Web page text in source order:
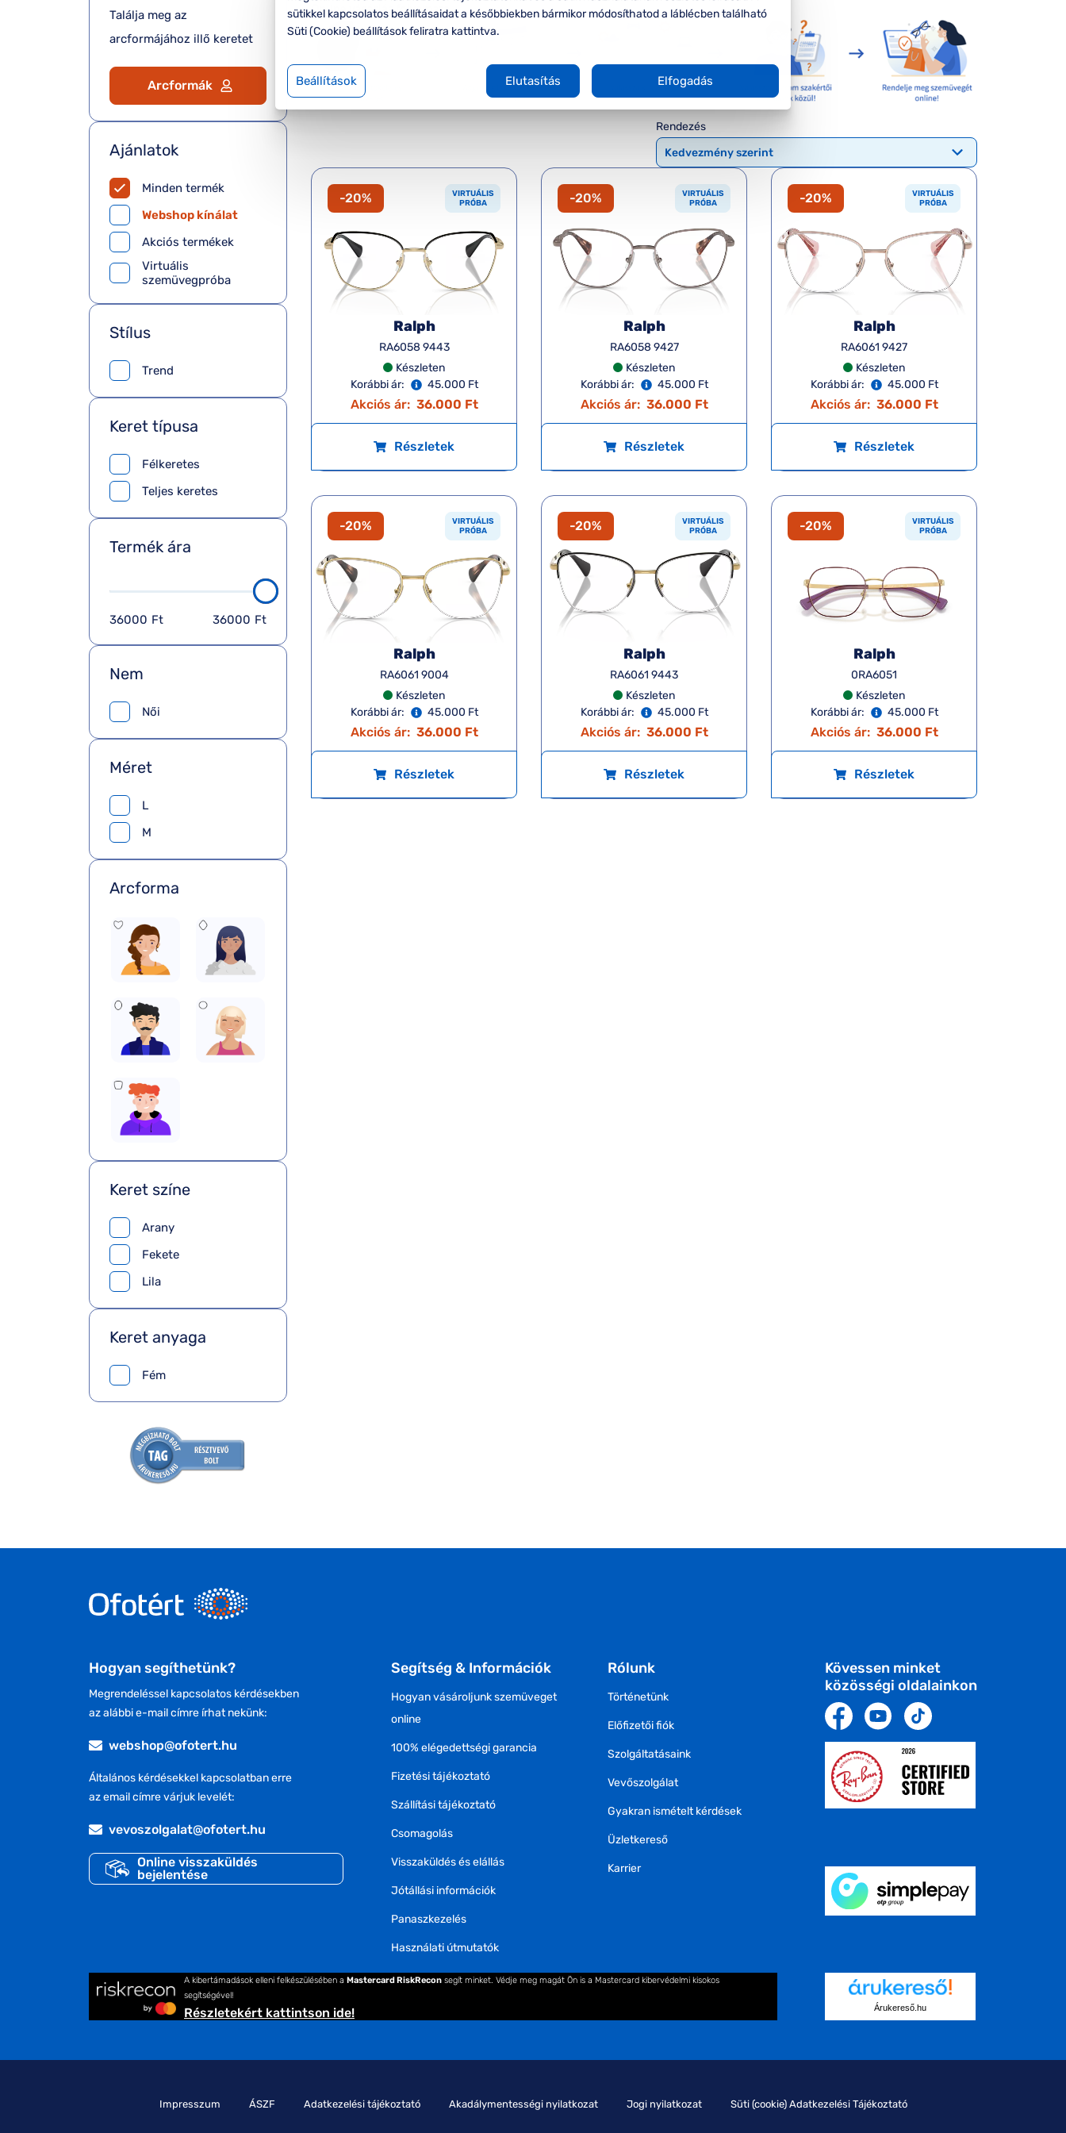
Találja meg az
arcformájához illő keretet
Arcformák
Ajánlatok
Minden termék
Webshop kínálat
Akciós termékek
Virtuális
szemüvegpróba
Stílus
Trend
Méret
L
M
Nem
Női
Keret anyaga
Fém
Keret típusa
Félkeretes
Teljes keretes
Termék ára
36000 Ft 36000 Ft
Arcforma
Keret színe
Arany
Fekete
Lila
Rendezés
-20%
VIRTUÁLIS
PRÓBA
Ralph
RA6058 9443
Készleten
Korábbi ár:
45.000 Ft
Akciós ár: 36.000 Ft
Részletek
-20%
VIRTUÁLIS
PRÓBA
Ralph
RA6058 9427
Készleten
Korábbi ár:
45.000 Ft
Akciós ár: 36.000 Ft
Részletek
-20%
VIRTUÁLIS
PRÓBA
Ralph
RA6061 9427
Készleten
Korábbi ár:
45.000 Ft
Akciós ár: 36.000 Ft
Részletek
-20%
VIRTUÁLIS
PRÓBA
Ralph
RA6061 9004
Készleten
Korábbi ár:
45.000 Ft
Akciós ár: 36.000 Ft
Részletek
-20%
VIRTUÁLIS
PRÓBA
Ralph
RA6061 9443
Készleten
Korábbi ár:
45.000 Ft
Akciós ár: 36.000 Ft
Részletek
-20%
VIRTUÁLIS
PRÓBA
Ralph
0RA6051
Készleten
Korábbi ár:
45.000 Ft
Akciós ár: 36.000 Ft
Részletek
Hogyan segíthetünk?
Megrendeléssel kapcsolatos kérdésekben
az alábbi e-mail címre írhat nekünk:
webshop@ofotert.hu
Általános kérdésekkel kapcsolatban erre
az email címre várjuk levelét:
vevoszolgalat@ofotert.hu
Online visszaküldés
bejelentése
Segítség & Információk
Hogyan vásároljunk szemüveget
online
100% elégedettségi garancia
Fizetési tájékoztató
Szállítási tájékoztató
Csomagolás
Visszaküldés és elállás
Jótállási információk
Panaszkezelés
Használati útmutatók
Rólunk
Történetünk
Előfizetői fiók
Szolgáltatásaink
Vevőszolgálat
Gyakran ismételt kérdések
Üzletkereső
Karrier
Kövessen minket
közösségi oldalainkon
Árukereső.hu
A kibertámadások elleni felkészülésében a Mastercard RiskRecon segít minket. Védje meg magát Ön is a Mastercard kibervédelmi kisokos
segítségével!
Részletekért kattintson ide!
Impresszum ÁSZF Adatkezelési tájékoztató Akadálymentességi nyilatkozat Jogi nyilatkozat Süti (cookie) Adatkezelési Tájékoztató
sütikkel kapcsolatos beállításaidat a későbbiekben bármikor módosíthatod a láblécben található
Süti (Cookie) beállítások feliratra kattintva.
Beállítások Elutasítás Elfogadás